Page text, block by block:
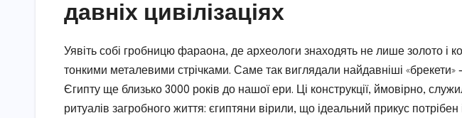
давніх цивілізаціях
Уявіть собі гробницю фараона, де археологи знаходять не лише золото і
тонкими металевими стрічками. Саме так виглядали найдавніші
Єгипту ще близько 3000 років до нашої ери. Ці конструкції, ймовірно,
ритуалів загробного життя: єгиптяни вірили, що ідеальний прикус потрібен